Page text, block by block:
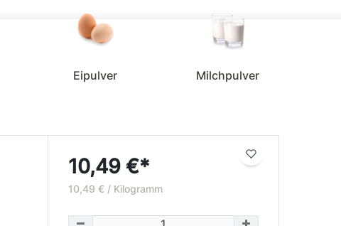
Eipulver Milchpulver
10,49 €*
10,49 € / Kilogramm